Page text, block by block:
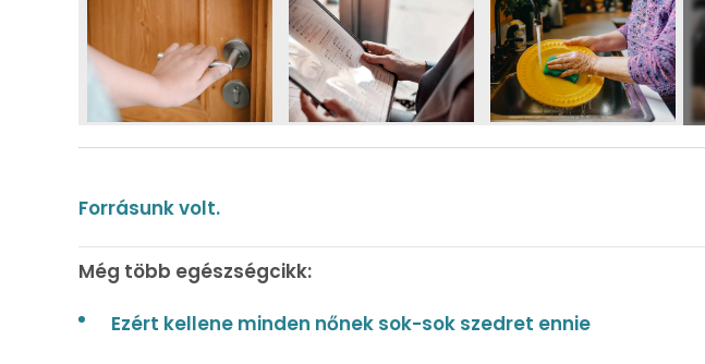
Forrásunk volt.
Még több egészségcikk:
Ezért kellene minden nőnek sok-sok szedret ennie